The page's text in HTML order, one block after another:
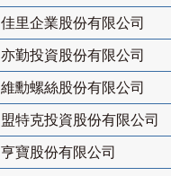
佳里企業股份有限公司
亦勤投資股份有限公司
維勳螺絲股份有限公司
盟特克投資股份有限公司
亨寶股份有限公司